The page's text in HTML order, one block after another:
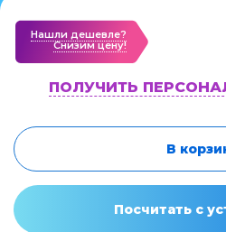
Нашли дешевле?
Cнизим цену!
ПОЛУЧИТЬ
В
Посчитать с